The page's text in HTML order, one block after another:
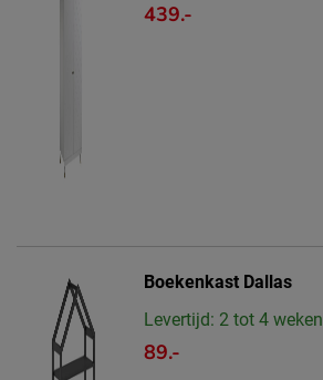
439.-
Boekenkast Dallas
Levertijd: 2 tot 4 weken
89.-